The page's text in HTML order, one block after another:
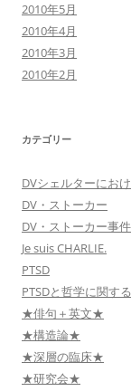
2010年5月
2010年4月
2010年3月
2010年2月
カテゴリー
DVシェルターにお
DV・ストーカー
DV・ストーカー事件
Je suis CHARLIE.
PTSD
PTSDと哲学に関す
★俳句＋英文★
★構造論★
★深層の臨床★
★研究会★